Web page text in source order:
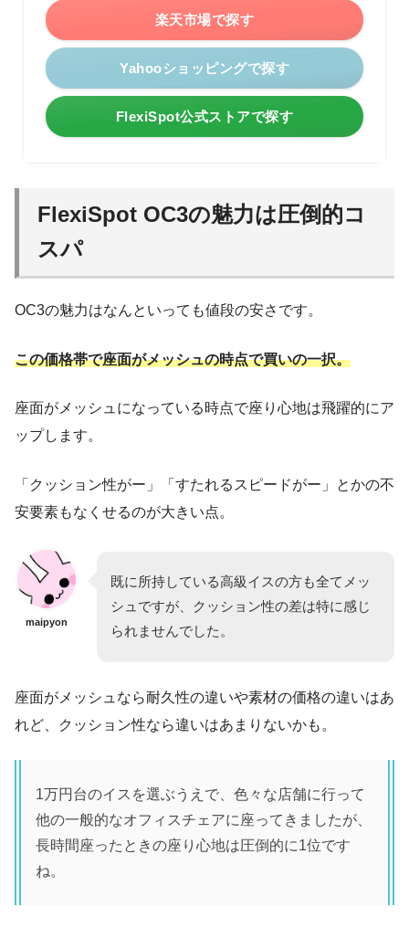
楽天市場で探す
Yahooショッピングで探す
FlexiSpot公式ストアで探す
FlexiSpot OC3の魅力は圧倒的コ
スパ
OC3の魅力はなんといっても値段の安さです。
この価格帯で座面がメッシュの時点で買いの一択。
座面がメッシュになっている時点で座り心地は飛躍的にア
ップします。
「クッション性がー」「すたれるスピードがー」とかの不
安要素もなくせるのが大きい点。
maipyon
既に所持している高級イスの方も全てメッ
シュですが、クッション性の差は特に感じ
られませんでした。
座面がメッシュなら耐久性の違いや素材の価格の違いはあ
れど、クッション性なら違いはあまりないかも。
1万円台のイスを選ぶうえで、色々な店舗に行って
他の一般的なオフィスチェアに座ってきましたが、
長時間座ったときの座り心地は圧倒的に1位です
ね。